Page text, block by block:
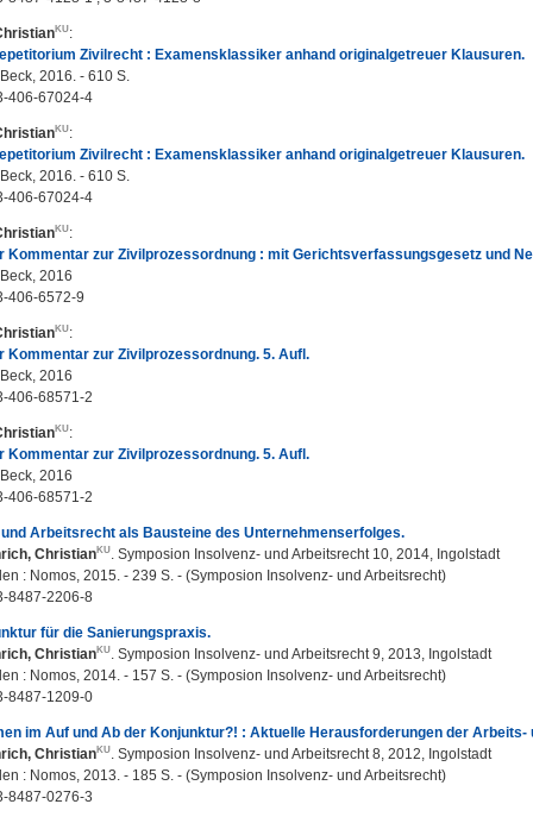
:
Zivilrecht : Examensklassiker anhand originalgetreuer Klausuren.
2016. - 610 S.
406-67024-4
:
Zivilrecht : Examensklassiker anhand originalgetreuer Klausuren.
2016. - 610 S.
406-67024-4
:
Kommentar zur Zivilprozessordnung : mit Gerichtsverfassungsgesetz und
2016
406-6572-9
:
Kommentar zur Zivilprozessordnung. 5. Aufl.
2016
406-68571-2
:
Kommentar zur Zivilprozessordnung. 5. Aufl.
2016
406-68571-2
Arbeitsrecht als Bausteine des Unternehmenserfolges.
Christian
. Symposion Insolvenz- und Arbeitsrecht 10, 2014, Ingolstadt
: Nomos, 2015. - 239 S. - (Symposion Insolvenz- und Arbeitsrecht)
8487-2206-8
für die Sanierungspraxis.
Christian
. Symposion Insolvenz- und Arbeitsrecht 9, 2013, Ingolstadt
: Nomos, 2014. - 157 S. - (Symposion Insolvenz- und Arbeitsrecht)
8487-1209-0
im Auf und Ab der Konjunktur?! : Aktuelle Herausforderungen der
Christian
. Symposion Insolvenz- und Arbeitsrecht 8, 2012, Ingolstadt
: Nomos, 2013. - 185 S. - (Symposion Insolvenz- und Arbeitsrecht)
8487-0276-3